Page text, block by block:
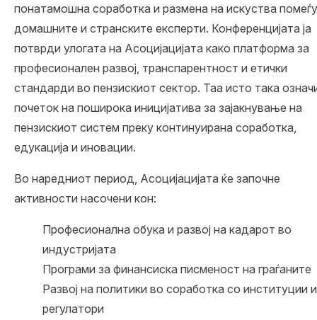
понатамошна соработка и размена на искуства помеѓу
домашните и странските експерти. Конференцијата ја
потврди улогата на Асоцијацијата како платформа за
професионален развој, транспарентност и етички
стандарди во пензискиот сектор. Таа исто така
почеток на поширока иницијатива за зајакнување на
пензискиот систем преку континуирана соработка,
едукација и иновации.
Во наредниот период, Асоцијацијата ќе започне
активности насочени кон:
Професионална обука и развој на кадарот во
индустријата
Програми за финансиска писменост на граѓаните
Развој на политики во соработка со институции и
регулатори